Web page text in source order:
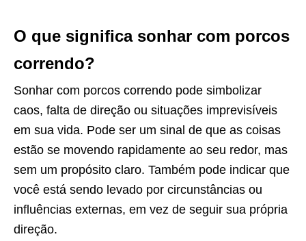
O que significa sonhar com porcos
correndo?
Sonhar com porcos correndo pode simbolizar
caos, falta de direção ou situações imprevisíveis
em sua vida. Pode ser um sinal de que as coisas
estão se movendo rapidamente ao seu redor, mas
sem um propósito claro. Também pode indicar que
você está sendo levado por circunstâncias ou
influências externas, em vez de seguir sua própria
direção.